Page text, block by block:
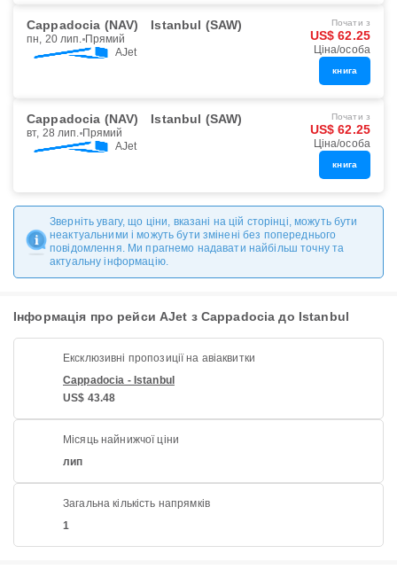
Cappadocia (NAV) Istanbul (SAW)
пн, 20 лип. Прямий
AJet
Почати з
US$ 62.25
Ціна/особа
книга
Cappadocia (NAV) Istanbul (SAW)
вт, 28 лип. Прямий
AJet
Почати з
US$ 62.25
Ціна/особа
книга
Зверніть увагу, що ціни, вказані на цій сторінці, можуть бути
неактуальними і можуть бути змінені без попереднього
повідомлення. Ми прагнемо надавати найбільш точну та
актуальну інформацію.
Інформація про рейси AJet з Cappadocia до Istanbul
Ексклюзивні пропозиції на авіаквитки
Cappadocia - Istanbul
US$ 43.48
Місяць найнижчої ціни
лип
Загальна кількість напрямків
1